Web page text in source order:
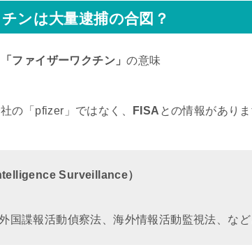
ンは大量逮捕の合図？
「ファイザーワクチン」の意味
の「pfizer」ではなく、 FISA との情報がありま
Surveillance）
国諜報活動偵察法、海外情報活動監視法、など